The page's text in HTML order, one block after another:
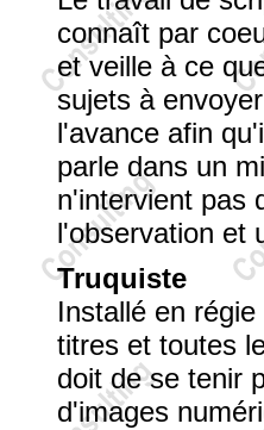
connaît par
et veille à ce
sujets à
l'avance afin
parle dans un
n'intervient pas
l'observation et
Truquiste
Installé en
titres et toutes
doit de se tenir
d'images